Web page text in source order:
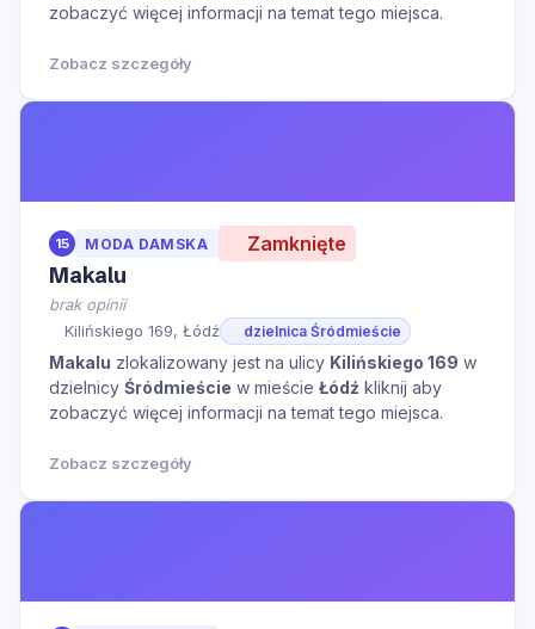
zobaczyć więcej informacji na temat tego miejsca.
Zobacz szczegóły
15 MODA DAMSKA Zamknięte
Makalu
brak opinii
Kilińskiego 169, Łódź
dzielnica Śródmieście
Makalu zlokalizowany jest na ulicy Kilińskiego 169 w
dzielnicy Śródmieście w mieście Łódź kliknij aby
zobaczyć więcej informacji na temat tego miejsca.
Zobacz szczegóły